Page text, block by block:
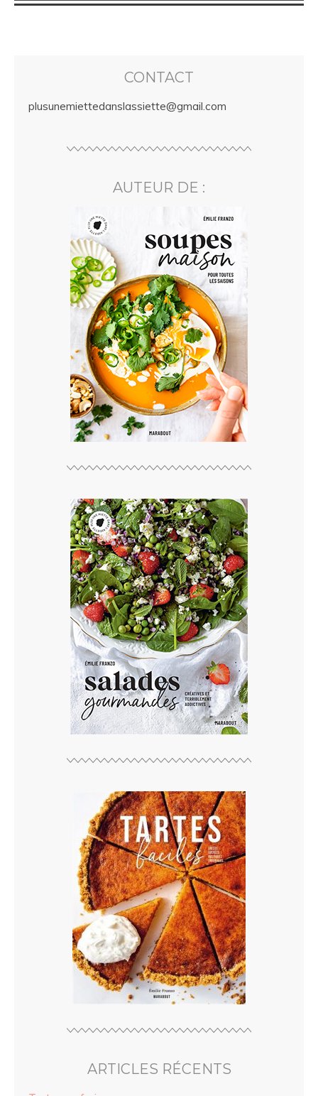
CONTACT
plusunemiettedanslassiette@gmail.com
AUTEUR DE :
ARTICLES RÉCENTS